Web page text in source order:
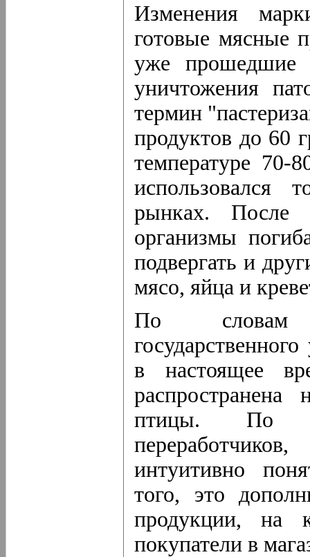
Изменения
готовые мясные
уже прошедшие
уничтожения
термин
продуктов до 60
температуре 70-
рынках. После
организмы
подвергать и
мясо, яйца и
По словам
в настоящее
птицы. По
интуитивно
того, это
продукции, на
покупатели в